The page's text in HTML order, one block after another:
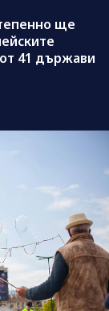
ще
41 държави